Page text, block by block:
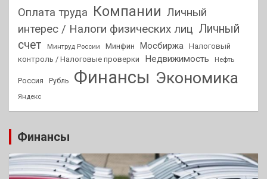
Оплата труда Компании Личный
интерес / Налоги физических лиц Личный
счет
Минтруд России Минфин Мосбиржа Налоговый
контроль / Налоговые проверки
Недвижимость Нефть
Россия Рубль Финансы Экономика
Яндекс
Финансы